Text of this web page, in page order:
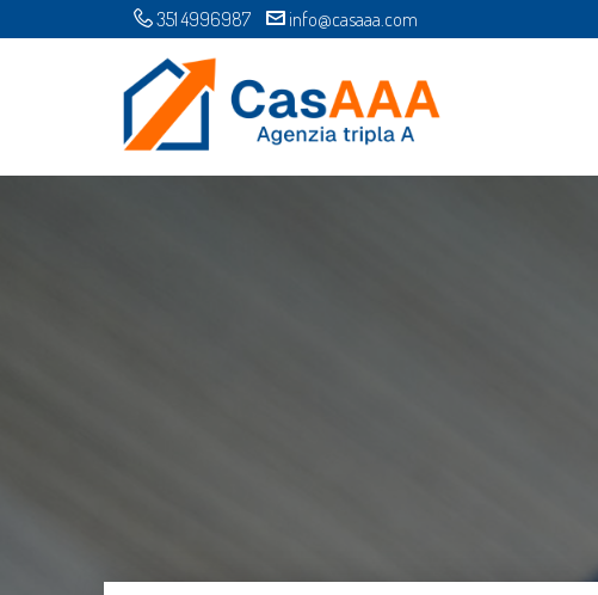
351 4996987 info@casaaa.com